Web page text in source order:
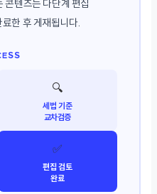
콘텐츠는 다단계 편집
한 후 게재됩니다.
🔍
세법 기준
교차검증
✅
편집 검토
완료